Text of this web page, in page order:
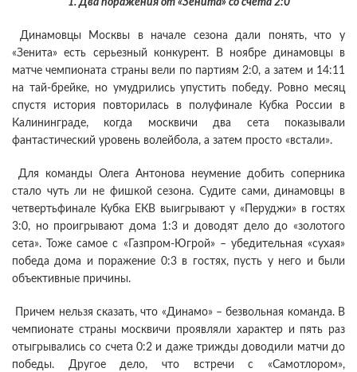
1. Два поражения от «Зенита» со счета 2:0
Динамовцы Москвы в начале сезона дали понять, что у
«Зенита» есть серьезный конкурент. В ноябре динамовцы в
матче чемпионата страны вели по партиям 2:0, а затем и 14:11
на тай-брейке, но умудрились упустить победу. Ровно месяц
спустя история повторилась в полуфинале Кубка России в
Калининграде, когда москвичи два сета показывали
фантастический уровень волейбола, а затем просто «встали».
Для команды Олега Антонова неумение добить соперника
стало чуть ли не фишкой сезона. Судите сами, динамовцы в
четвертьфинале Кубка ЕКВ выигрывают у «Перуджи» в гостях
3:0, но проигрывают дома 1:3 и доводят дело до «золотого
сета». Тоже самое с «Газпром-Югрой» – убедительная «сухая»
победа дома и поражение 0:3 в гостях, пусть у него и были
объективные причины.
Причем нельзя сказать, что «Динамо» – безвольная команда. В
чемпионате страны москвичи проявляли характер и пять раз
отыгрывались со счета 0:2 и даже трижды доводили матчи до
победы. Другое дело, что встречи с «Самотлором»,